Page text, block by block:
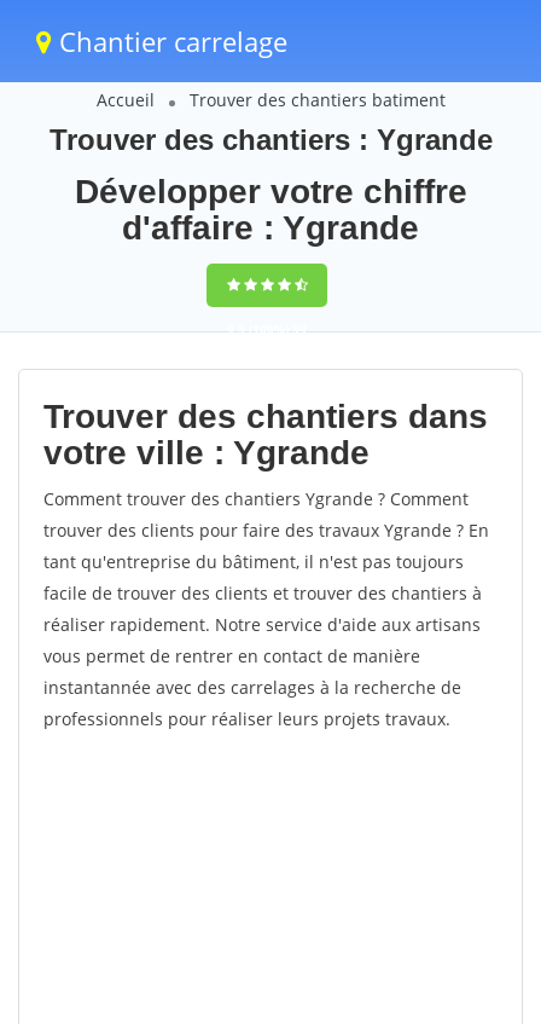
Chantier carrelage
Accueil Trouver des chantiers batiment
Trouver des chantiers : Ygrande
Développer votre chiffre
d'affaire : Ygrande
9,5(100%)59
votes
Trouver des chantiers dans
votre ville : Ygrande
Comment trouver des chantiers Ygrande ? Comment
trouver des clients pour faire des travaux Ygrande ? En
tant qu'entreprise du bâtiment, il n'est pas toujours
facile de trouver des clients et trouver des chantiers à
réaliser rapidement. Notre service d'aide aux artisans
vous permet de rentrer en contact de manière
instantannée avec des carrelages à la recherche de
professionnels pour réaliser leurs projets travaux.